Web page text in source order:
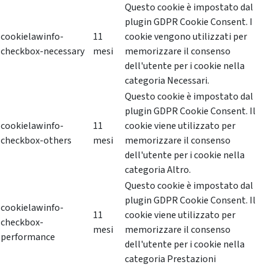
cookielawinfo-
checkbox-necessary
11
mesi
Questo cookie è impostato dal
plugin GDPR Cookie Consent. I
cookie vengono utilizzati per
memorizzare il consenso
dell'utente per i cookie nella
categoria Necessari.
cookielawinfo-
checkbox-others
11
mesi
Questo cookie è impostato dal
plugin GDPR Cookie Consent. Il
cookie viene utilizzato per
memorizzare il consenso
dell'utente per i cookie nella
categoria Altro.
cookielawinfo-
checkbox-
performance
11
mesi
Questo cookie è impostato dal
plugin GDPR Cookie Consent. Il
cookie viene utilizzato per
memorizzare il consenso
dell'utente per i cookie nella
categoria Prestazioni